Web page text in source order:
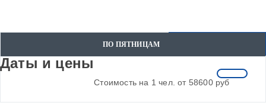
Даты и цены
ПО ПЯТНИЦАМ
Стоимость на 1 чел. от 58600 руб